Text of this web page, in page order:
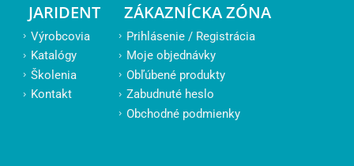
JARIDENT
Výrobcovia
Katalógy
Školenia
Kontakt
ZÁKAZNÍCKA ZÓNA
Prihlásenie / Registrácia
Moje objednávky
Obľúbené produkty
Zabudnuté heslo
Obchodné podmienky